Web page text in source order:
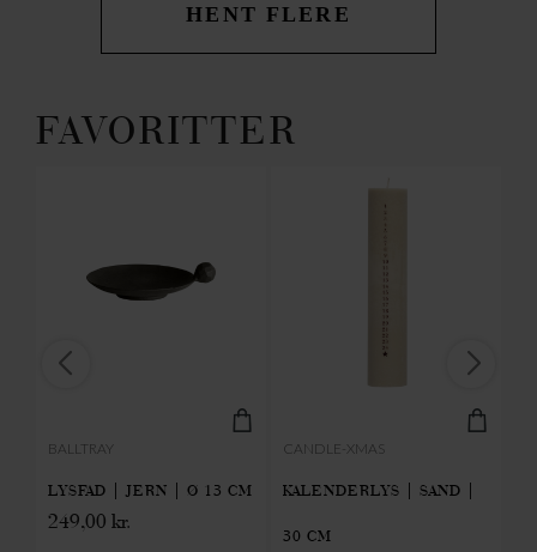
HENT FLERE
FAVORITTER
BALLTRAY
LYSFAD | JERN | Ø 13 CM
249,00 kr.
CANDLE-XMAS
KALENDERLYS | SAND |
30 CM